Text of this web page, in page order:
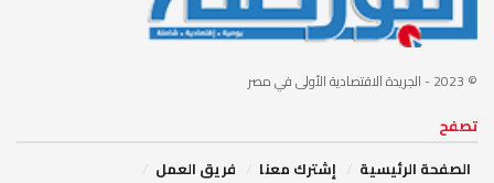
© 2023 - الجريدة الاقتصادية الأولى في مصر
تصفح
الصفحة الرئيسية
إشترك معنا
فريق العمل